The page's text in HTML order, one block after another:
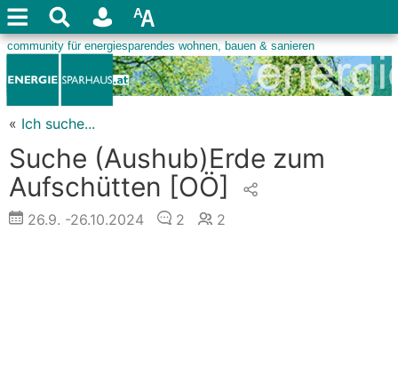
« Ich suche...
Suche (Aushub)Erde zum
Aufschütten [OÖ]
26.9. -26.10.2024 2 2